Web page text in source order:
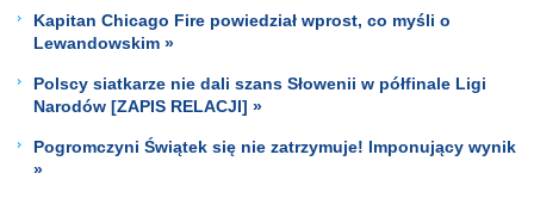
Kapitan Chicago Fire powiedział wprost, co myśli o
Lewandowskim »
Polscy siatkarze nie dali szans Słowenii w półfinale Ligi
Narodów [ZAPIS RELACJI] »
Pogromczyni Świątek się nie zatrzymuje! Imponujący wynik
»